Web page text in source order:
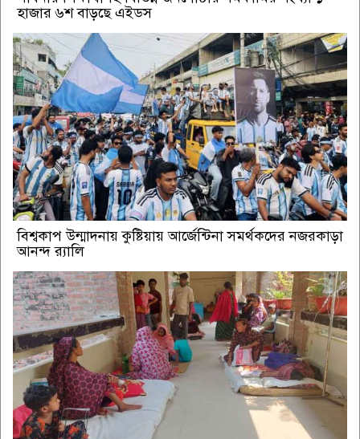
হাজার ৬শ বাড়ছে এইডস
বিশ্বকাপ উন্মাদনায় কুষ্টিয়ায় আর্জেন্টিনা সমর্থকদের নজরকাড়া
আনন্দ র‌্যালি